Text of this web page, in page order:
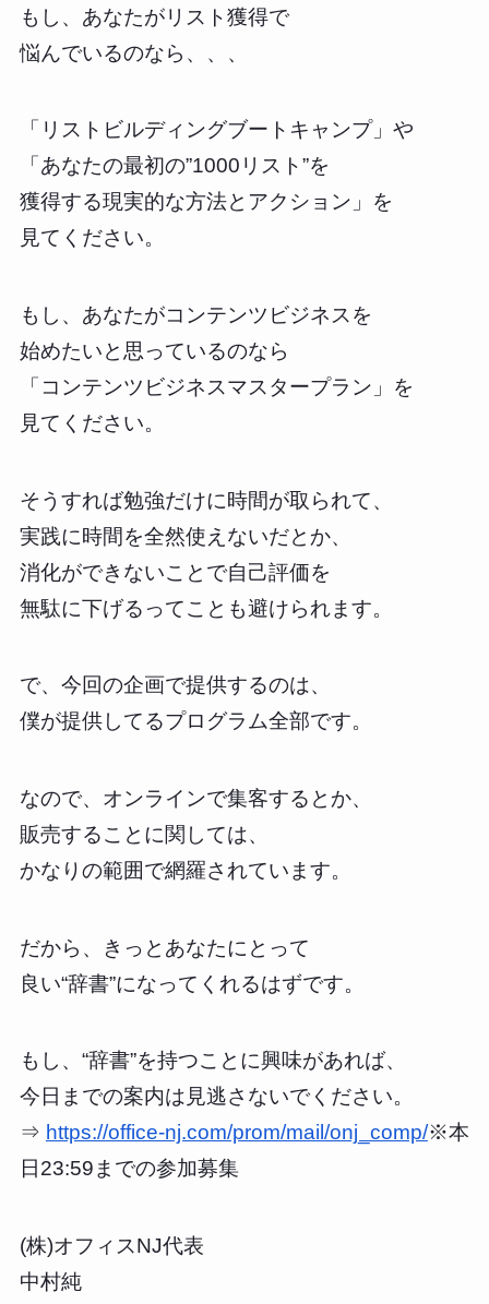
もし、あなたがリスト獲得で
悩んでいるのなら、、、
「リストビルディングブートキャンプ」や
「あなたの最初の”1000リスト”を
獲得する現実的な方法とアクション」を
見てください。
もし、あなたがコンテンツビジネスを
始めたいと思っているのなら
「コンテンツビジネスマスタープラン」を
見てください。
そうすれば勉強だけに時間が取られて、
実践に時間を全然使えないだとか、
消化ができないことで自己評価を
無駄に下げるってことも避けられます。
で、今回の企画で提供するのは、
僕が提供してるプログラム全部です。
なので、オンラインで集客するとか、
販売することに関しては、
かなりの範囲で網羅されています。
だから、きっとあなたにとって
良い“辞書”になってくれるはずです。
もし、“辞書”を持つことに興味があれば、
今日までの案内は見逃さないでください。
⇒ https://office-nj.com/prom/mail/onj_comp/※本
日23:59までの参加募集
(株)オフィスNJ代表
中村純